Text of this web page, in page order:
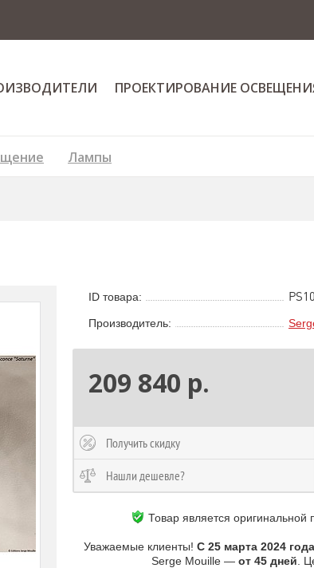
ПРОЕКТИРОВАНИЕ
Лампы
ID товара:
Производитель:
209 840 р.
Получить скидку
Нашли дешевле?
Товар является оригинальной
Уважаемые клиенты! С 25 марта 2024 года
Serge Mouille — от 45 дней .